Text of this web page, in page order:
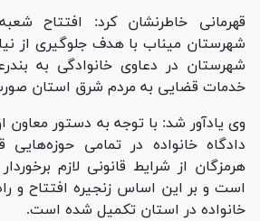
قهرمانی خاطرنشان کرد: افتتاح
شهرستان میناب با هدف جلوگیری از
شهرستان در دعاوی خانوادگی به
خدمات قضایی به مردم شرق استان
وی یادآور شد: با توجه به دستور
دادگاه خانواده در تمامی
هرمزگان از شرایط قانونی لازم
است و بر این اساس زنجیره افتتاح و
خانواده در استان تکمیل شده است.